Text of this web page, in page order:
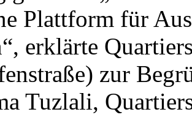
Plattform für
erklärte
zur
Tuzlali,